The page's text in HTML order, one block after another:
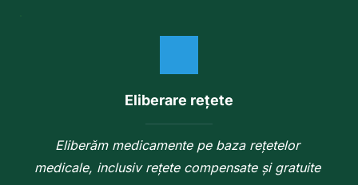
Eliberare rețete
Eliberăm medicamente pe baza rețetelor
medicale, inclusiv rețete compensate și gratuite